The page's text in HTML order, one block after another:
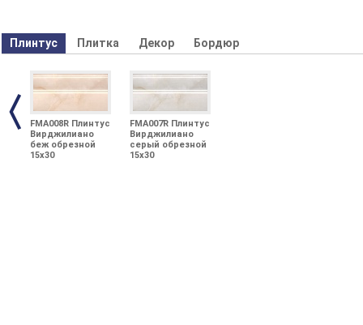
Плинтус Плитка Декор Бордюр
FMA008R Плинтус
Вирджилиано
беж обрезной
15х30
FMA007R Плинтус
Вирджилиано
серый обрезной
15х30